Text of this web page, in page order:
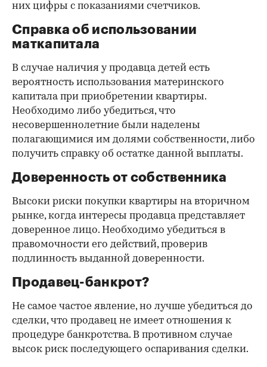
них цифры с показаниями счетчиков.
Справка об использовании
маткапитала
В случае наличия у продавца детей есть
вероятность использования материнского
капитала при приобретении квартиры.
Необходимо либо убедиться, что
несовершеннолетние были наделены
полагающимися им долями собственности, либо
получить справку об остатке данной выплаты.
Доверенность от собственника
Высоки риски покупки квартиры на вторичном
рынке, когда интересы продавца представляет
доверенное лицо. Необходимо убедиться в
правомочности его действий, проверив
подлинность выданной доверенности.
Продавец-банкрот?
Не самое частое явление, но лучше убедиться до
сделки, что продавец не имеет отношения к
процедуре банкротства. В противном случае
высок риск последующего оспаривания сделки.